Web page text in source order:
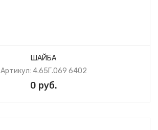
ШАЙБА
Артикул: 4.65Г.069 6402
0 руб.